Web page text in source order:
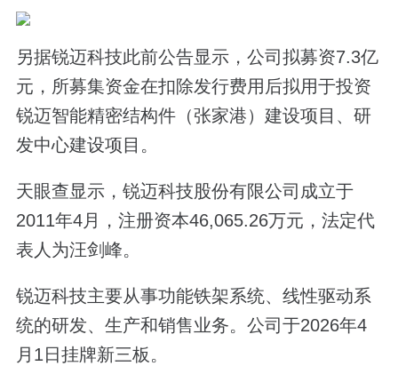
另据锐迈科技此前公告显示，公司拟募资7.3亿
元，所募集资金在扣除发行费用后拟用于投资
锐迈智能精密结构件（张家港）建设项目、研
发中心建设项目。
天眼查显示，锐迈科技股份有限公司成立于
2011年4月，注册资本46,065.26万元，法定代
表人为汪剑峰。
锐迈科技主要从事功能铁架系统、线性驱动系
统的研发、生产和销售业务。公司于2026年4
月1日挂牌新三板。